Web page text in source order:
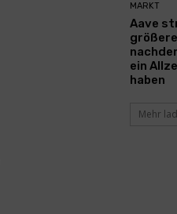
MARKT
Aave
ein
haben
Mehr